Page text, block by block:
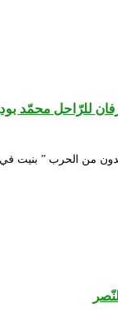
للرّاحل محمّد
من الحرب ” بنيت